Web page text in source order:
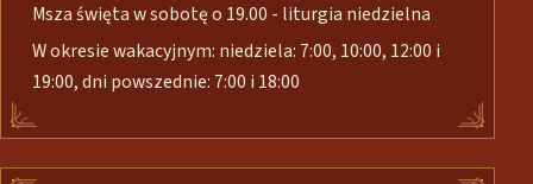
Msza święta w sobotę o 19.00 - liturgia niedzielna
W okresie wakacyjnym: niedziela: 7:00, 10:00, 12:00 i
19:00, dni powszednie: 7:00 i 18:00